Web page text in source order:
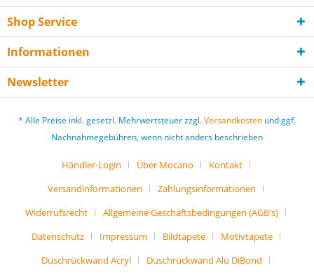
Shop Service
Informationen
Newsletter
* Alle Preise inkl. gesetzl. Mehrwertsteuer zzgl.Versandkosten und ggf.
Nachnahmegebühren, wenn nicht anders beschrieben
Händler-Login Über Mocano
Kontakt
Versandinformationen
Zahlungsinformationen
Widerrufsrecht
Allgemeine Geschäftsbedingungen (AGB's)
Datenschutz
Impressum Bildtapete
Motivtapete
Duschrückwand Acryl
Duschrückwand Alu DiBond